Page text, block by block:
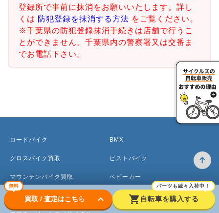
登録所で事前に抹消をお願いいたします。詳し
くは 防犯登録を抹消する方法 をご覧ください。
※千葉県の防犯登録抹消手続きは店舗で行うこ
とができません。千葉県内の警察署又は交番ま
でお電話下さい。
無料
買取 / 査定はこちら keyboard_arrow_down shopping_cart
パーツも続々入荷中！
自転車を購入する
ロードバイク
クロスバイク買取
マウンテンバイク買取
電動アシスト自転車
BMX
ピストバイク
ベビーカー